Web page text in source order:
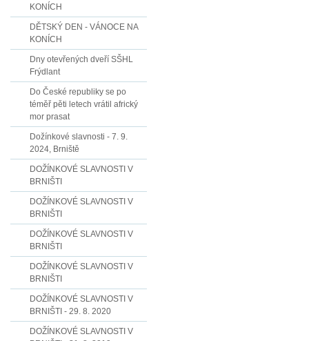
KONÍCH
DĚTSKÝ DEN - VÁNOCE NA
KONÍCH
Dny otevřených dveří SŠHL
Frýdlant
Do České republiky se po
téměř pěti letech vrátil africký
mor prasat
Dožínkové slavnosti - 7. 9.
2024, Brniště
DOŽÍNKOVÉ SLAVNOSTI V
BRNIŠTI
DOŽÍNKOVÉ SLAVNOSTI V
BRNIŠTI
DOŽÍNKOVÉ SLAVNOSTI V
BRNIŠTI
DOŽÍNKOVÉ SLAVNOSTI V
BRNIŠTI
DOŽÍNKOVÉ SLAVNOSTI V
BRNIŠTI - 29. 8. 2020
DOŽÍNKOVÉ SLAVNOSTI V